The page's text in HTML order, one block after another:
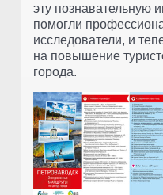
эту познавательную
помогли
исследователи, и
на повышение
города.